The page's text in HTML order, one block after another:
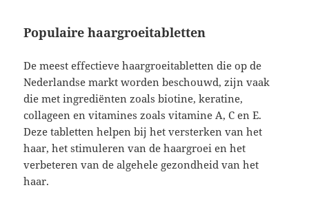
Populaire haargroeitabletten
De meest effectieve haargroeitabletten die op de
Nederlandse markt worden beschouwd, zijn vaak
die met ingrediënten zoals biotine, keratine,
collageen en vitamines zoals vitamine A, C en E.
Deze tabletten helpen bij het versterken van het
haar, het stimuleren van de haargroei en het
verbeteren van de algehele gezondheid van het
haar.